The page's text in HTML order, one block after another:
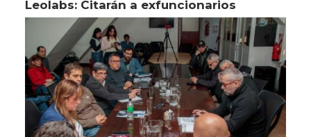
Leolabs: Citarán a exfuncionarios